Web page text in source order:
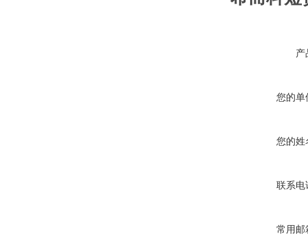
产
您的单
您的姓
联系电
常用邮